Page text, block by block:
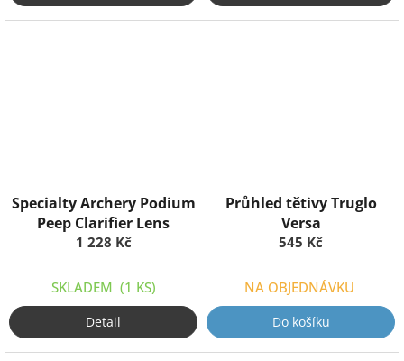
Specialty Archery Podium
Peep Clarifier Lens
1 228 Kč
SKLADEM (1 KS)
Detail
Průhled tětivy Truglo
Versa
545 Kč
NA OBJEDNÁVKU
Do košíku